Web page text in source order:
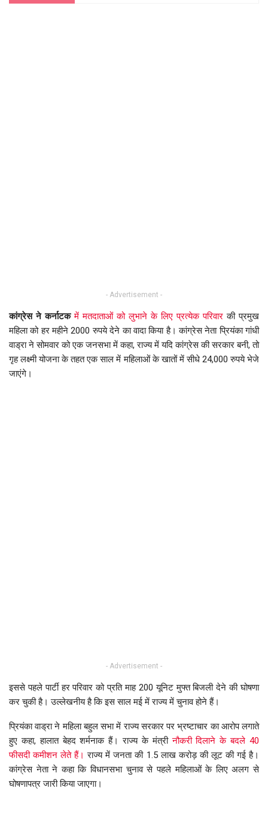
- Advertisement -
कांग्रेस ने कर्नाटक में मतदाताओं को लुभाने के लिए प्रत्येक परिवार की प्रमुख
महिला को हर महीने 2000 रुपये देने का वादा किया है। कांग्रेस नेता प्रियंका गांधी
वाड्रा ने सोमवार को एक जनसभा में कहा, राज्य में यदि कांग्रेस की सरकार बनी, तो
गृह लक्ष्मी योजना के तहत एक साल में महिलाओं के खातों में सीधे 24,000 रुपये भेजे
जाएंगे।
- Advertisement -
इससे पहले पार्टी हर परिवार को प्रति माह 200 यूनिट मुफ्त बिजली देने की घोषणा
कर चुकी है। उल्लेखनीय है कि इस साल मई में राज्य में चुनाव होने हैं।
प्रियंका वाड्रा ने महिला बहुल सभा में राज्य सरकार पर भ्रष्टाचार का आरोप लगाते
हुए कहा, हालात बेहद शर्मनाक हैं। राज्य के मंत्रीनौकरी दिलाने के बदले 40
फीसदी कमीशन लेते हैं। राज्य में जनता की 1.5 लाख करोड़ की लूट की गई है।
कांग्रेस नेता ने कहा कि विधानसभा चुनाव से पहले महिलाओं के लिए अलग से
घोषणापत्र जारी किया जाएगा।